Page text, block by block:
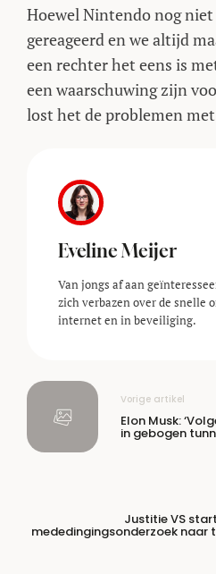
Hoewel Nintendo nog
gereageerd en we altijd
een rechter het eens is
een waarschuwing zijn
lost het de problemen
Eveline Meijer
Van jongs af aan
zich verbazen over de snelle
internet en in beveiliging.
Vorige artikel
Elon Musk:
in gebogen
Justitie VS
mededingingsonderzoek naar